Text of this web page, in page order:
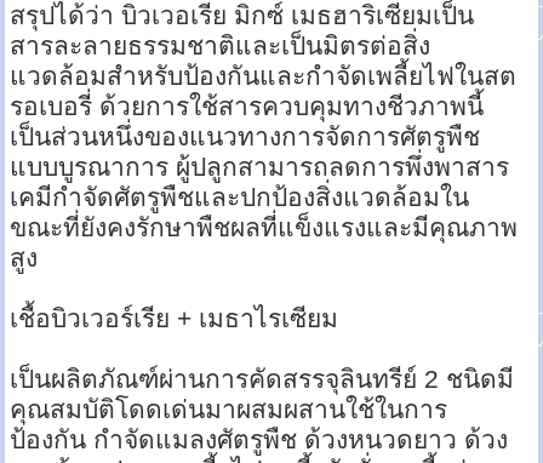
สรุปได้ว่า บิวเวอเรีย มิกซ์ เมธฮาริเซียมเป็น
สารละลายธรรมชาติและเป็นมิตรต่อสิ่ง
แวดล้อมสำหรับป้องกันและกำจัดเพลี้ยไฟในสต
รอเบอรี่ ด้วยการใช้สารควบคุมทางชีวภาพนี้
เป็นส่วนหนึ่งของแนวทางการจัดการศัตรูพืช
แบบบูรณาการ ผู้ปลูกสามารถลดการพึ่งพาสาร
เคมีกำจัดศัตรูพืชและปกป้องสิ่งแวดล้อมใน
ขณะที่ยังคงรักษาพืชผลที่แข็งแรงและมีคุณภาพ
สูง
เชื้อบิวเวอร์เรีย + เมธาไรเซียม
เป็นผลิตภัณฑ์ผ่านการคัดสรรจุลินทรีย์ 2 ชนิดมี
คุณสมบัติโดดเด่นมาผสมผสานใช้ในการ
ป้องกัน กำจัดแมลงศัตรูพืช ด้วงหนวดยาว ด้วง